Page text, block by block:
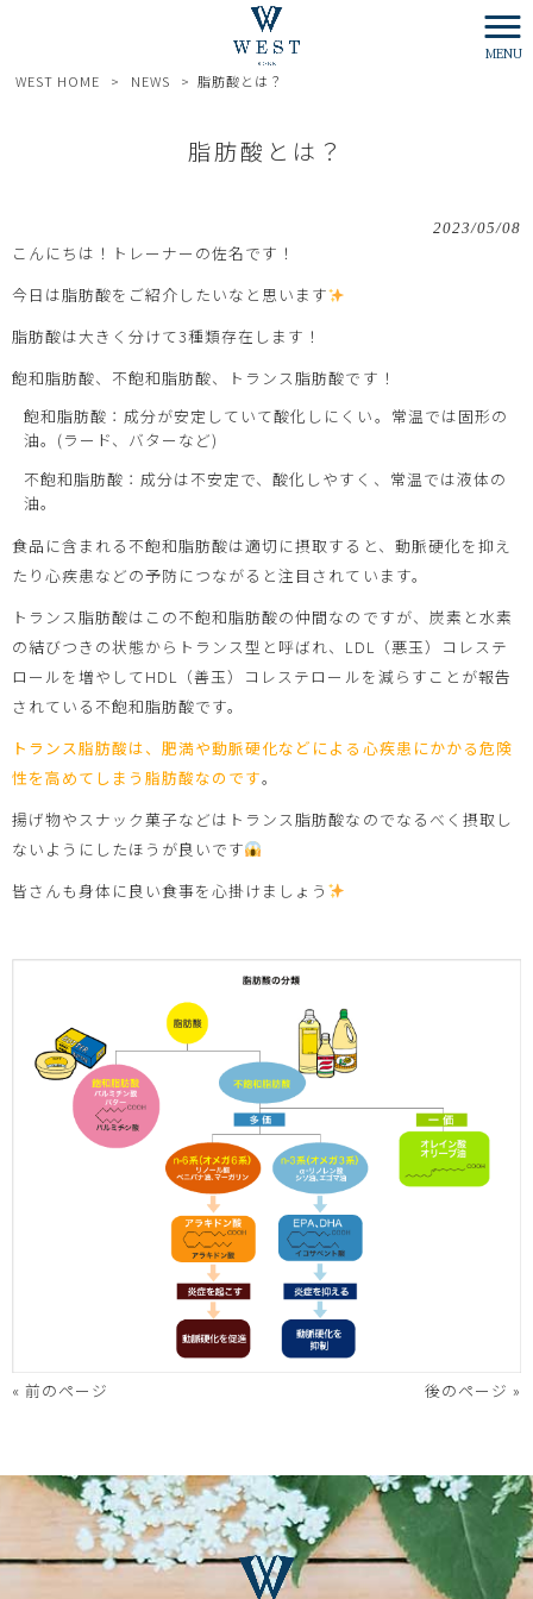
MENU
WEST HOME > NEWS > 脂肪酸とは？
脂肪酸とは？
2023/05/08
こんにちは！トレーナーの佐名です！
今日は脂肪酸をご紹介したいなと思います
脂肪酸は大きく分けて3種類存在します！
飽和脂肪酸、不飽和脂肪酸、トランス脂肪酸です！
飽和脂肪酸：成分が安定していて酸化しにくい。常温では固形の
油。(ラード、バターなど)
不飽和脂肪酸：成分は不安定で、酸化しやすく、常温では液体の
油。
食品に含まれる不飽和脂肪酸は適切に摂取すると、動脈硬化を抑え
たり心疾患などの予防につながると注目されています。
トランス脂肪酸はこの不飽和脂肪酸の仲間なのですが、炭素と水素
の結びつきの状態からトランス型と呼ばれ、LDL（悪玉）コレステ
ロールを増やしてHDL（善玉）コレステロールを減らすことが報告
されている不飽和脂肪酸です。
トランス脂肪酸は、肥満や動脈硬化などによる心疾患にかかる危険
性を高めてしまう脂肪酸なのです。
揚げ物やスナック菓子などはトランス脂肪酸なのでなるべく摂取し
ないようにしたほうが良いです
皆さんも身体に良い食事を心掛けましょう
« 前のページ 後のページ »